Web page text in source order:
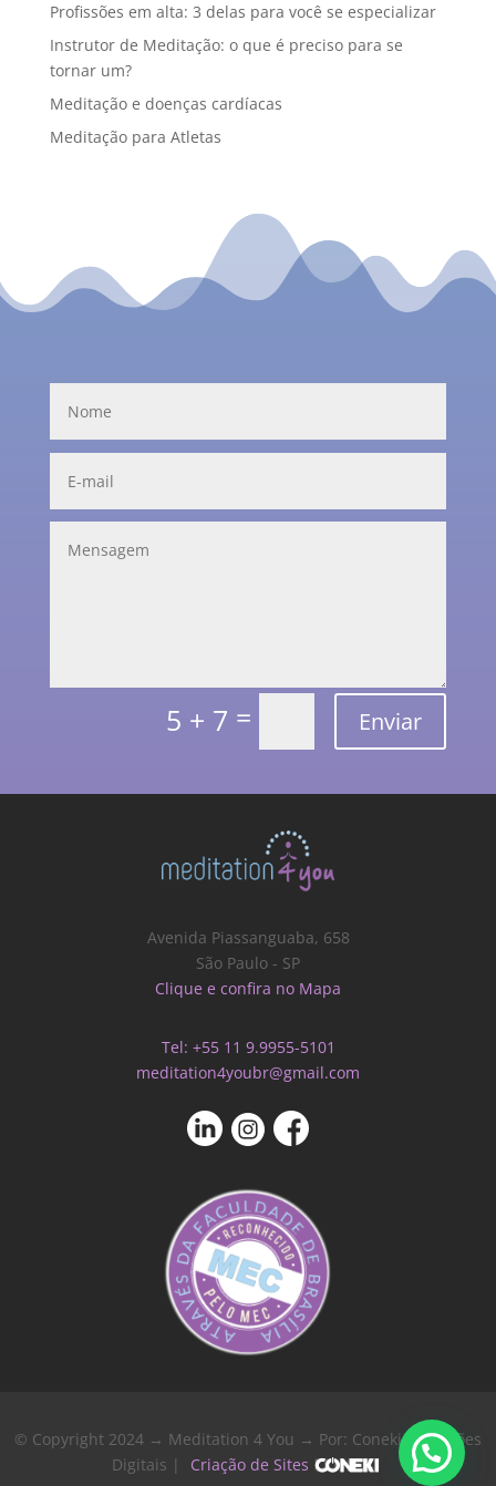
Profissões em alta: 3 delas para você se especializar
Instrutor de Meditação: o que é preciso para se
tornar um?
Meditação e doenças cardíacas
Meditação para Atletas
5 + 7 = Enviar
Avenida Piassanguaba, 658
São Paulo - SP
Clique e confira no Mapa
Tel: +55 11 9.9955-5101
meditation4youbr@gmail.com
© Copyright 2024 → Meditation 4 You → Por: Coneki - Soluções
Digitais |
Criação de Sites